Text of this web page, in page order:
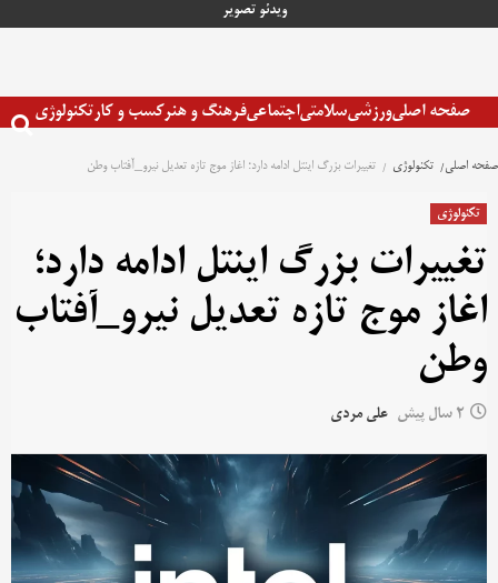
ویدئو تصویر
صفحه اصلیورزشیسلامتیاجتماعیفرهنگ و هنرکسب و کارتکنولوژی
صفحه اصلی تکنولوژی تغییرات بزرگ اینتل ادامه دارد؛ اغاز موج تازه تعدیل نیرو_آفتاب وطن
تکنولوژی
تغییرات بزرگ اینتل ادامه دارد؛
اغاز موج تازه تعدیل نیرو_آفتاب
وطن
2 سال پیش علی مردی